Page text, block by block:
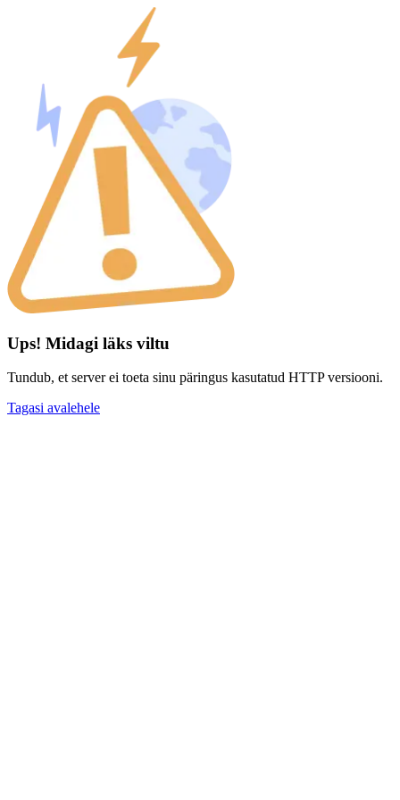
Ups! Midagi läks viltu
Tundub, et server ei toeta sinu päringus kasutatud HTTP versiooni.
Tagasi avalehele